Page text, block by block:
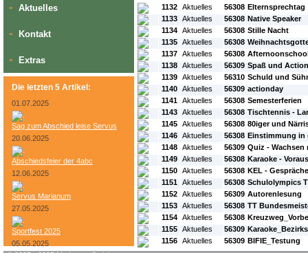
» Aktuelles
» Kontakt
» Extras
Die letzten 5 Artikel:
01.07.2025
Sag zum Abschied leise Servus
20.06.2025
Abschiedsfeier der 4abc
12.06.2025
Servus Marianum
27.05.2025
Sportfest 2025
05.05.2025
1132 Aktuelles 56308 Elternsprechtag
1133 Aktuelles 56308 Native Speaker
1134 Aktuelles 56308 Stille Nacht
1135 Aktuelles 56308
1137 Aktuelles 56308
1138 Aktuelles 56309 Spaß und
1139 Aktuelles 56310 Schuld und
1140 Aktuelles 56309 actionday
1141 Aktuelles 56308 Semesterferien
1143 Aktuelles 56308 Tischtennis -
1145 Aktuelles 56308 80iger und
1146 Aktuelles 56308 Einstimmung in
1148 Aktuelles 56309 Quiz - Wachsen
1149 Aktuelles 56308 Karaoke -
1150 Aktuelles 56308 KEL - Gespräche
1151 Aktuelles 56308 Schulolympics
1152 Aktuelles 56309 Autorenlesung
1153 Aktuelles 56308 TT
1154 Aktuelles 56308
1155 Aktuelles 56309
1156 Aktuelles 56309 BIFIE_Testung